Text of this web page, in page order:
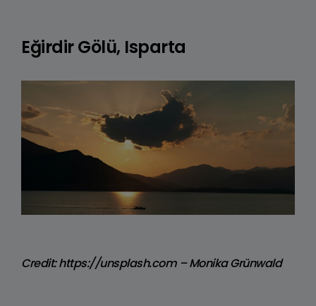
Eğirdir Gölü, Isparta
Credit: https://unsplash.com – Monika Grünwald